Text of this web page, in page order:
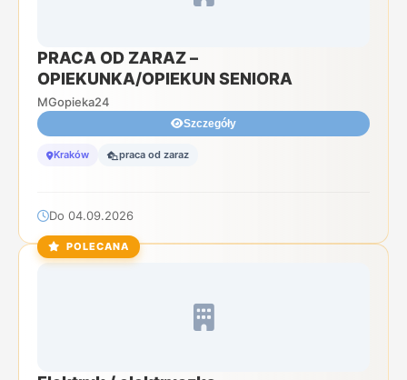
PRACA OD ZARAZ –
OPIEKUNKA/OPIEKUN SENIORA
MGopieka24
Szczegóły
Kraków praca od zaraz
Do 04.09.2026
POLECANA